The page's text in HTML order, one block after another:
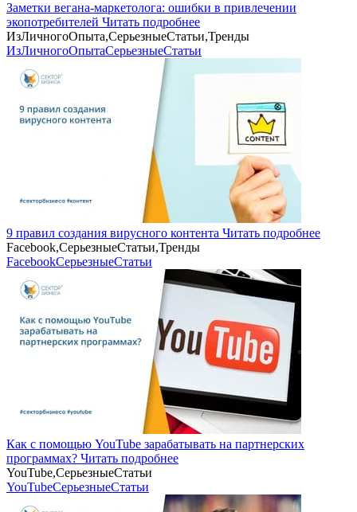
Заметки вегана-маркетолога: ошибки в привлечении
экопотребителей Читать подробнее
ИзЛичногоОпыта,СерьезныеСтатьи,Тренды
ИзЛичногоОпытаСерьезныеСтатьи
9 правил создания вирусного контента Читать подробнее
Facebook,СерьезныеСтатьи,Тренды
FacebookСерьезныеСтатьи
Как с помощью YouTube зарабатывать на партнерских
программах? Читать подробнее
YouTube,СерьезныеСтатьи
YouTubeСерьезныеСтатьи